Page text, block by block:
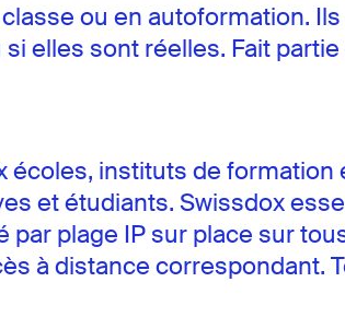
ou en autoformation.
elles sont réelles. Fait
instituts de
et étudiants. Swissdox
plage IP sur place sur
à distance correspondant.